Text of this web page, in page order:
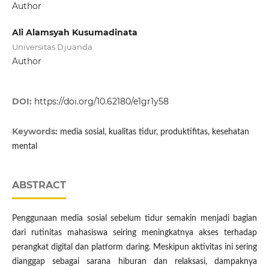
Author
Ali Alamsyah Kusumadinata
Universitas Djuanda
Author
DOI: https://doi.org/10.62180/e1gr1y58
Keywords: media sosial, kualitas tidur, produktifitas, kesehatan
mental
ABSTRACT
Penggunaan media sosial sebelum tidur semakin menjadi bagian
dari rutinitas mahasiswa seiring meningkatnya akses terhadap
perangkat digital dan platform daring. Meskipun aktivitas ini sering
dianggap sebagai sarana hiburan dan relaksasi, dampaknya